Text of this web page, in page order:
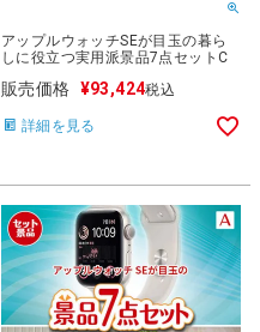
アップルウォッチSEが目玉の暮ら
しに役立つ実用派景品7点セットC
販売価格 ¥93,424税込
詳細を見る